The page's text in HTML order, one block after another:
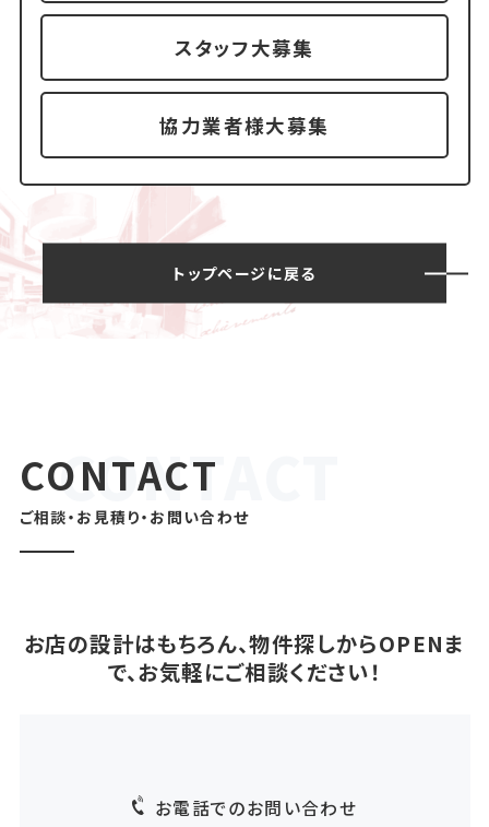
スタッフ大募集
協力業者様大募集
トップページに戻る
CONTACT
ご相談・お見積り・お問い合わせ
お店の設計はもちろん、物件探しからOPENま
で、お気軽にご相談ください！
お電話でのお問い合わせ